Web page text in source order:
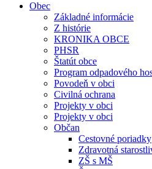
Obec
Základné informácie
Z histórie
KRONIKA OBCE
PHSR
Štatút obce
Program odpadového
Povodeň v obci
Civilná ochrana
Projekty v obci
Projekty v obci
Občan
Cestovné poriadky
Zdravotná
ZŠ s MŠ